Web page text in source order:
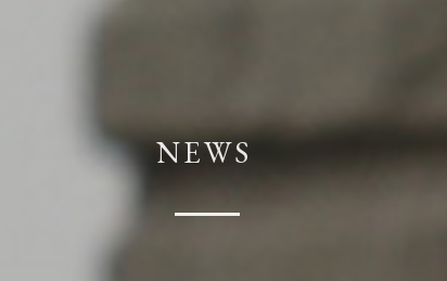
NEWS